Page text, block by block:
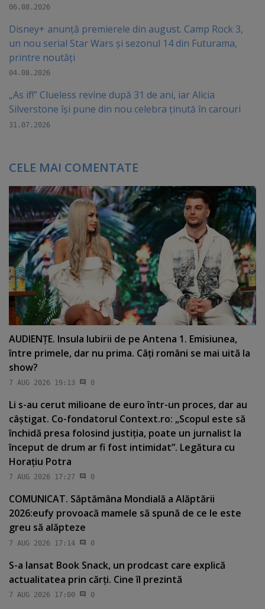
06.08.2026
Disney+ anunță premierele din august. Camp Rock 3,
un nou serial Star Wars și sezonul 14 din Futurama,
printre noutăți
04.08.2026
„As if!” Clueless revine după 31 de ani, iar Alicia
Silverstone își pune din nou celebra ținută în carouri
31.07.2026
CELE MAI COMENTATE
AUDIENŢE. Insula Iubirii de pe Antena 1. Emisiunea,
între primele, dar nu prima. Câţi români se mai uită la
show?
7 AUG 2026 19:13 0
Li s-au cerut milioane de euro într-un proces, dar au
câştigat. Co-fondatorul Context.ro: „Scopul este să
închidă presa folosind justiţia, poate un jurnalist la
început de drum ar fi fost intimidat”. Legătura cu
Horaţiu Potra
7 AUG 2026 17:27 0
COMUNICAT. Săptămâna Mondială a Alăptării
2026:eufy provoacă mamele să spună de ce le este
greu să alăpteze
7 AUG 2026 17:14 0
S-a lansat Book Snack, un prodcast care explică
actualitatea prin cărţi. Cine îl prezintă
7 AUG 2026 17:00 0